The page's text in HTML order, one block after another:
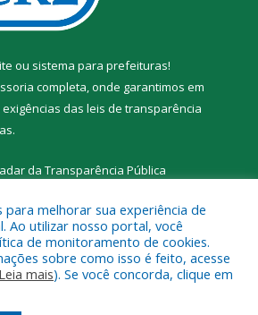
ou sistema para prefeituras!
completa, onde garantimos em
das leis de transparência
da Transparência Pública
a Prefeitura Municipal de Santa
Cruz do Arari.
para melhorar sua experiência de
Ao utilizar nosso portal, você
de monitoramento de cookies.
sobre como isso é feito, acesse
Leia mais). Se você concorda, clique em